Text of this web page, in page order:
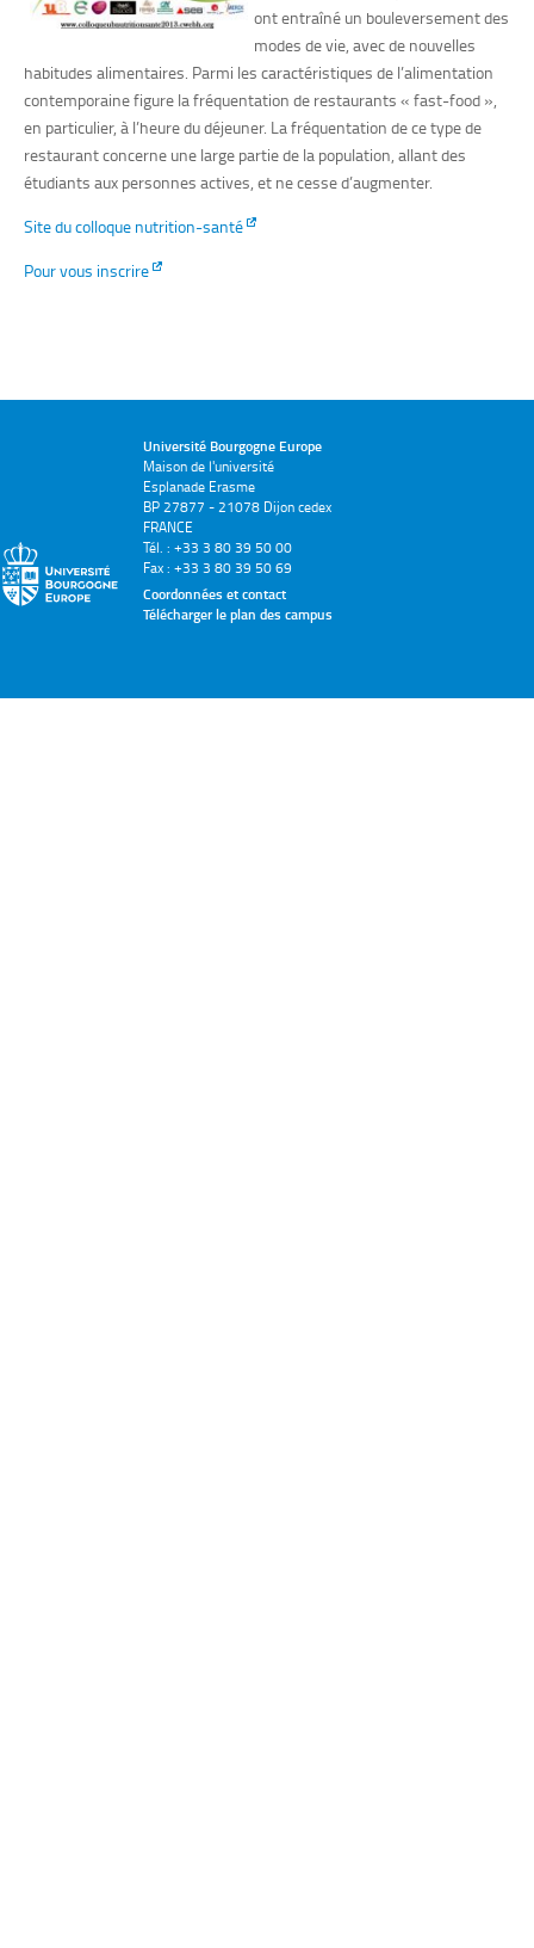
ont entraîné un bouleversement des
modes de vie, avec de nouvelles
habitudes alimentaires. Parmi les caractéristiques de l’alimentation
contemporaine figure la fréquentation de restaurants « fast-food »,
en particulier, à l’heure du déjeuner. La fréquentation de ce type de
restaurant concerne une large partie de la population, allant des
étudiants aux personnes actives, et ne cesse d’augmenter.
Site du colloque nutrition-santé
Pour vous inscrire
Université Bourgogne Europe
Maison de l'université
Esplanade Erasme
BP 27877 - 21078 Dijon cedex
FRANCE
Tél. : +33 3 80 39 50 00
Fax : +33 3 80 39 50 69
Coordonnées et contact
Télécharger le plan des campus